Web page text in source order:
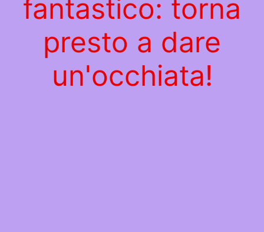
fantastico: torna
presto a dare
un'occhiata!